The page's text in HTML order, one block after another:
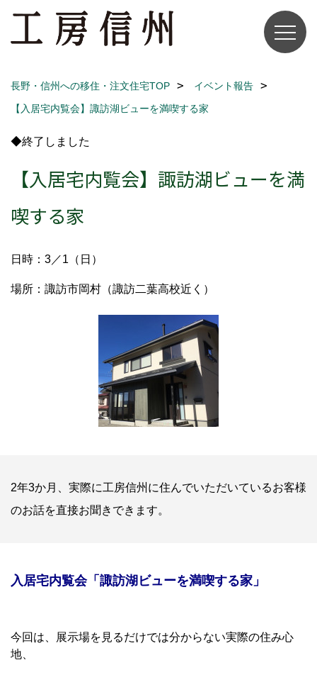
長野・信州への移住・注文住宅TOP
イベント報告
【入居宅内覧会】諏訪湖ビューを満喫する家
◆終了しました
【入居宅内覧会】諏訪湖ビューを満
喫する家
日時：3／1（日）
場所：諏訪市岡村（諏訪二葉高校近く）
2年3か月、実際に工房信州に住んでいただいているお客様
のお話を直接お聞きできます。
入居宅内覧会「諏訪湖ビューを満喫する家」
今回は、展示場を見るだけでは分からない実際の住み心
地、